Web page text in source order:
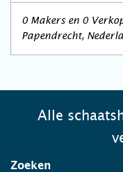
0 Makers en 0
Papendrecht,
Alle
Zoeken